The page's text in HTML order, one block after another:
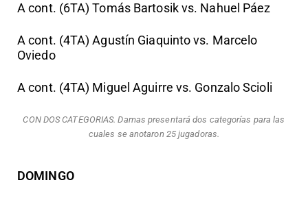
A cont. (6TA) Tomás Bartosik vs. Nahuel Páez
A cont. (4TA) Agustín Giaquinto vs. Marcelo
Oviedo
A cont. (4TA) Miguel Aguirre vs. Gonzalo Scioli
CON DOS CATEGORIAS. Damas presentará dos categorías para las
cuales se anotaron 25 jugadoras.
DOMINGO